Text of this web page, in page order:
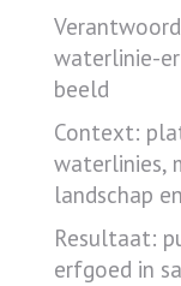
waterlinie-
beeld
Context:
waterlinies,
landschap
Resultaat:
erfgoed in